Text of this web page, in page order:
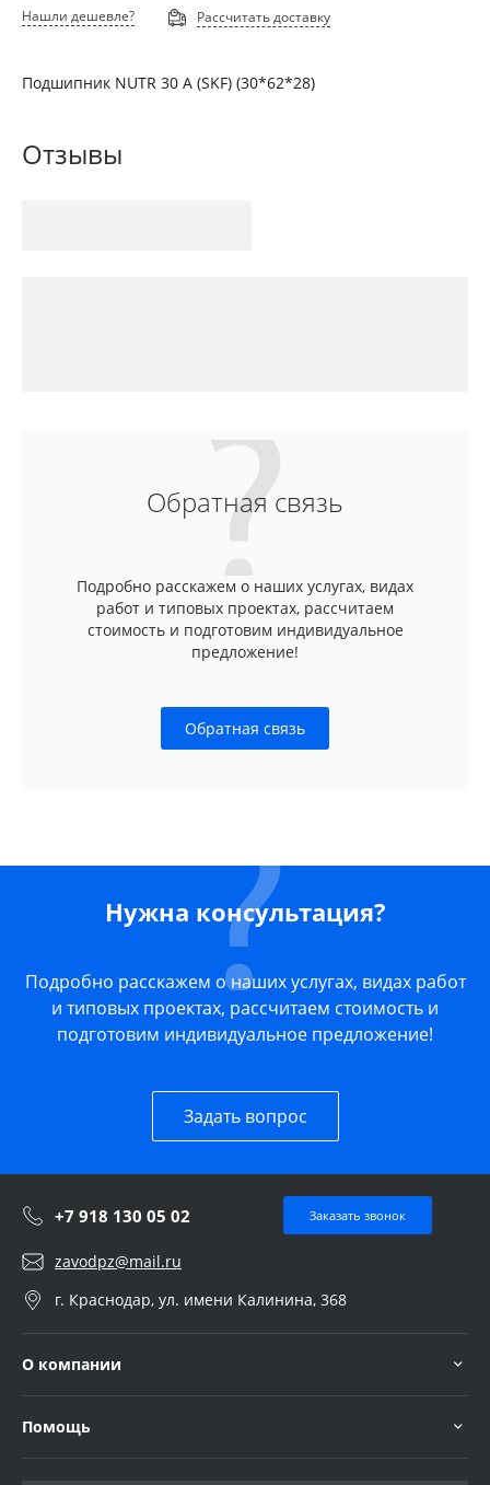
Нашли дешевле? Рассчитать доставку
Подшипник NUTR 30 A (SKF) (30*62*28)
Отзывы
Обратная связь
Подробно расскажем о наших услугах, видах
работ и типовых проектах, рассчитаем
стоимость и подготовим индивидуальное
предложение!
Обратная связь
Нужна консультация?
Подробно расскажем о наших услугах, видах работ
и типовых проектах, рассчитаем стоимость и
подготовим индивидуальное предложение!
Задать вопрос
+7 918 130 05 02 Заказать звонок
zavodpz@mail.ru
г. Краснодар, ул. имени Калинина, 368
О компании
Помощь